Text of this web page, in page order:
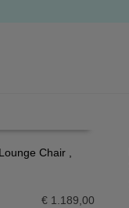
Chair ,
€1.189,00